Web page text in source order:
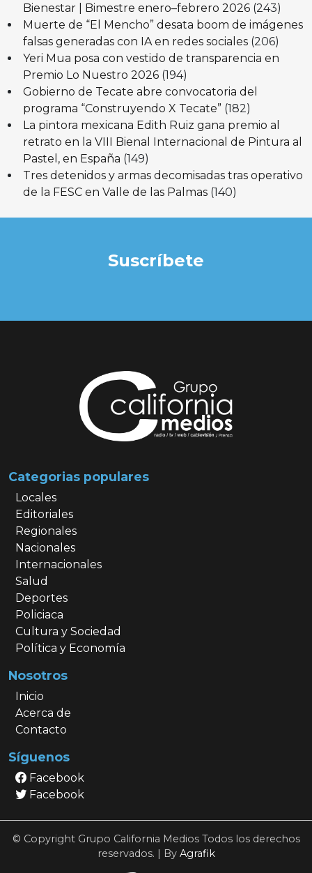
Bienestar | Bimestre enero–febrero 2026 (243)
Muerte de “El Mencho” desata boom de imágenes
falsas generadas con IA en redes sociales (206)
Yeri Mua posa con vestido de transparencia en
Premio Lo Nuestro 2026 (194)
Gobierno de Tecate abre convocatoria del
programa “Construyendo X Tecate” (182)
La pintora mexicana Edith Ruiz gana premio al
retrato en la VIII Bienal Internacional de Pintura al
Pastel, en España (149)
Tres detenidos y armas decomisadas tras operativo
de la FESC en Valle de las Palmas (140)
Suscríbete
Categorias populares
Locales
Editoriales
Regionales
Nacionales
Internacionales
Salud
Deportes
Policiaca
Cultura y Sociedad
Política y Economía
Nosotros
Inicio
Acerca de
Contacto
Síguenos
Facebook
Facebook
© Copyright Grupo California Medios Todos los derechos
reservados. | By Agrafik